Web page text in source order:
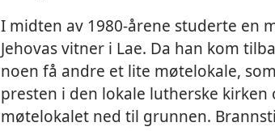
I midten av 1980-årene studerte en
Jehovas vitner i Lae. Da han kom
noen få andre et lite møtelokale,
presten i den lokale lutherske
møtelokalet ned til grunnen.